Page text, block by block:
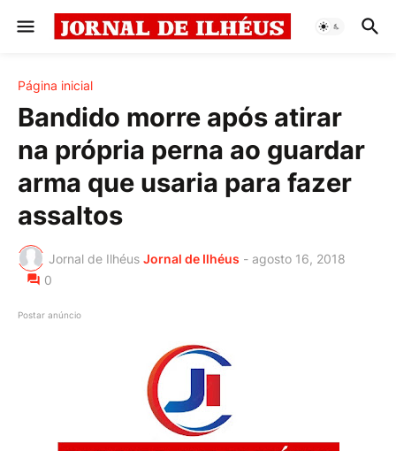
Página inicial
Bandido morre após atirar
na própria perna ao guardar
arma que usaria para fazer
assaltos
Jornal de Ilhéus Jornal de Ilhéus - agosto 16, 2018
0
Postar anúncio